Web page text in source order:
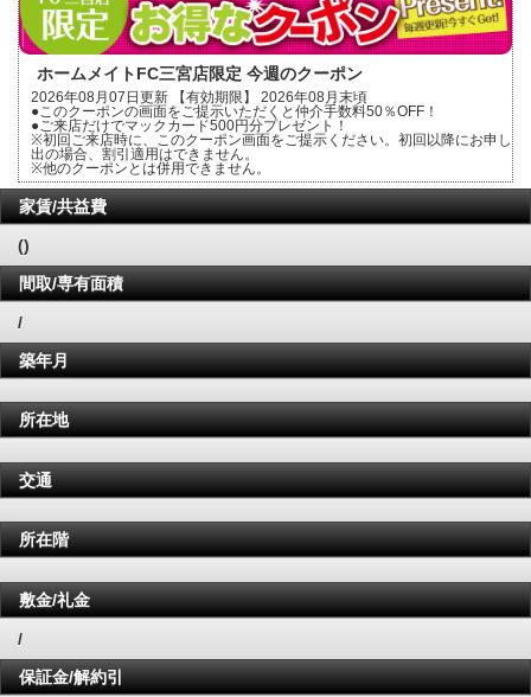
ホームメイトFC三宮店限定 今週のクーポン
2026年08月07日更新 【有効期限】 2026年08月末頃
●このクーポンの画面をご提示いただくと仲介手数料50％OFF！
●ご来店だけでマックカード500円分プレゼント！
※初回ご来店時に、このクーポン画面をご提示ください。初回以降にお申し
出の場合、割引適用はできません。
※他のクーポンとは併用できません。
家賃/共益費
()
間取/専有面積
/
築年月
所在地
交通
所在階
敷金/礼金
/
保証金/解約引